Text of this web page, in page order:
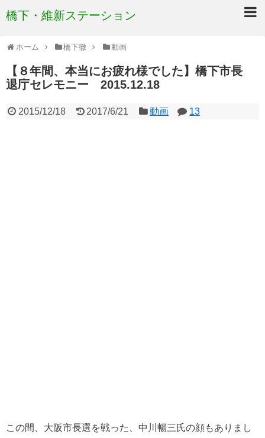
橋下・維新ステーション
ホーム 橋下徹 動画
【８年間、本当にお疲れ様でした】橋下市長
退庁セレモニー 2015.12.18
2015/12/18 2017/6/21 動画 13
この間、大阪市長選を戦った、中川暢三氏の顔もありまし